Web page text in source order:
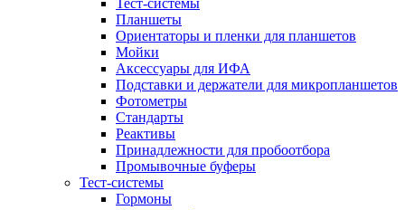
Тест-системы
Планшеты
Ориентаторы и пленки для планшетов
Мойки
Аксессуары для ИФА
Подставки и держатели для микропланшетов
Фотометры
Стандарты
Реактивы
Принадлежности для пробоотбора
Промывочные буферы
Тест-системы
Гормоны